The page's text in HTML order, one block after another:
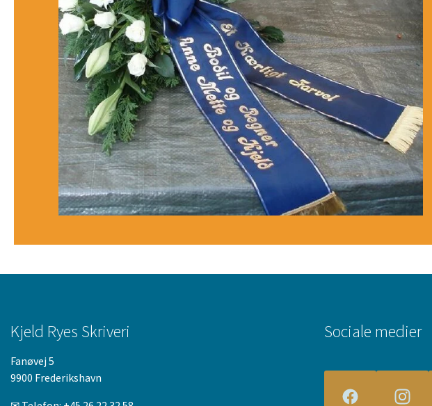
Kjeld Ryes Skriveri
Fanøvej 5
9900 Frederikshavn
Sociale medier